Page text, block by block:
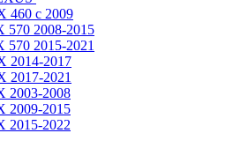
460 с 2009
570 2008-2015
570 2015-2021
2014-2017
2017-2021
2003-2008
2009-2015
2015-2022